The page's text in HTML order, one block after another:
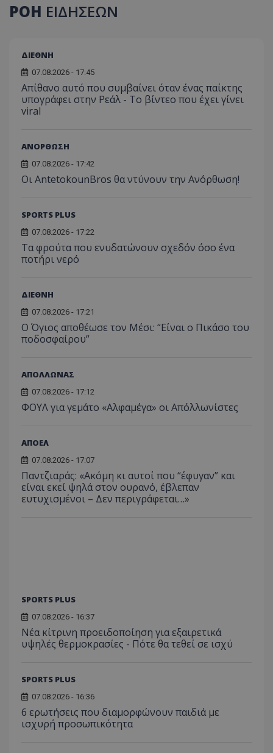
ΡΟΗ ΕΙΔΗΣΕΩΝ
ΔΙΕΘΝΗ
07.08.2026 - 17:45
Απίθανο αυτό που συμβαίνει όταν ένας παίκτης
υπογράφει στην Ρεάλ - Το βίντεο που έχει γίνει
viral
ΑΝΟΡΘΩΣΗ
07.08.2026 - 17:42
Οι AntetokounBros θα ντύνουν την Ανόρθωση!
SPORTS PLUS
07.08.2026 - 17:22
Τα φρούτα που ενυδατώνουν σχεδόν όσο ένα
ποτήρι νερό
ΔΙΕΘΝΗ
07.08.2026 - 17:21
Ο Όγιος αποθέωσε τον Μέσι: “Είναι ο Πικάσο του
ποδοσφαίρου”
ΑΠΟΛΛΩΝΑΣ
07.08.2026 - 17:12
ΦΟΥΛ για γεμάτο «Αλφαμέγα» οι Απόλλωνίστες
ΑΠΟΕΛ
07.08.2026 - 17:07
Παντζιαράς: «Ακόμη κι αυτοί που “έφυγαν” και
είναι εκεί ψηλά στον ουρανό, έβλεπαν
ευτυχισμένοι – Δεν περιγράφεται…»
SPORTS PLUS
07.08.2026 - 16:37
Νέα κίτρινη προειδοποίηση για εξαιρετικά
υψηλές θερμοκρασίες - Πότε θα τεθεί σε ισχύ
SPORTS PLUS
07.08.2026 - 16:36
6 ερωτήσεις που διαμορφώνουν παιδιά με
ισχυρή προσωπικότητα